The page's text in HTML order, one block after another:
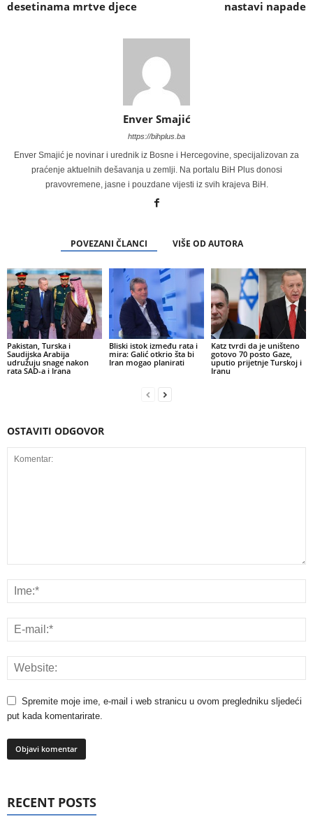
desetinama mrtve djece
nastavi napade
Enver Smajić
https://bihplus.ba
Enver Smajić je novinar i urednik iz Bosne i Hercegovine, specijalizovan za
praćenje aktuelnih dešavanja u zemlji. Na portalu BiH Plus donosi
pravovremene, jasne i pouzdane vijesti iz svih krajeva BiH.
POVEZANI ČLANCI VIŠE OD AUTORA
Pakistan, Turska i
Saudijska Arabija
udružuju snage nakon
rata SAD-a i Irana
Bliski istok između rata i
mira: Galić otkrio šta bi
Iran mogao planirati
Katz tvrdi da je uništeno
gotovo 70 posto Gaze,
uputio prijetnje Turskoj i
Iranu
OSTAVITI ODGOVOR
Spremite moje ime, e-mail i web stranicu u ovom pregledniku sljedeći
put kada komentarirate.
RECENT POSTS